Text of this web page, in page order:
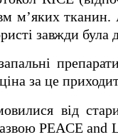
м’яких
завжди була
за це
від
PEACE